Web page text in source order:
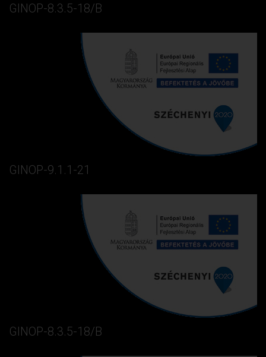
GINOP-8.3.5-18/B
GINOP-9.1.1-21
GINOP-8.3.5-18/B